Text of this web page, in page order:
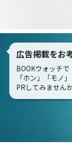
広告掲載をお
BOOKウォッチで
「ホン」「モノ
PRしてみません